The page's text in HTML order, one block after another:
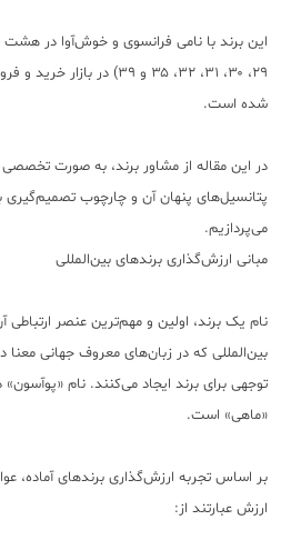
۲۹، ۳۰، ۳۱، ۳۲، ۳۵ و ۳۹) در
شده است.
در این مقاله از مشاور برند، به صورت تخصصی
پتانسیل‌های پنهان آن و چارچوب تصمیم‌گیری
می‌پردازیم.
مبانی ارزش‌گذاری برندهای بین‌المللی
نام یک برند، اولین و مهم‌ترین عنصر
بین‌المللی که در زبان‌های معروف جهانی معنا
توجهی برای برند ایجاد می‌کنند. نام
«ماهی» است.
بر اساس تجربه ارزش‌گذاری برندهای آماده،
ارزش عبارتند از: